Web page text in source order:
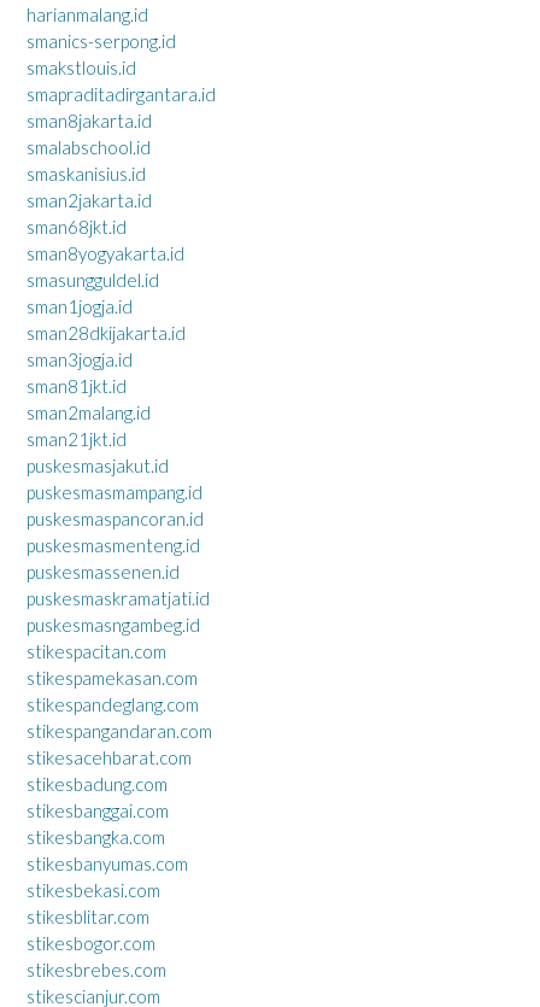
harianmalang.id
smanics-serpong.id
smakstlouis.id
smapraditadirgantara.id
sman8jakarta.id
smalabschool.id
smaskanisius.id
sman2jakarta.id
sman68jkt.id
sman8yogyakarta.id
smasungguldel.id
sman1jogja.id
sman28dkijakarta.id
sman3jogja.id
sman81jkt.id
sman2malang.id
sman21jkt.id
puskesmasjakut.id
puskesmasmampang.id
puskesmaspancoran.id
puskesmasmenteng.id
puskesmassenen.id
puskesmaskramatjati.id
puskesmasngambeg.id
stikespacitan.com
stikespamekasan.com
stikespandeglang.com
stikespangandaran.com
stikesacehbarat.com
stikesbadung.com
stikesbanggai.com
stikesbangka.com
stikesbanyumas.com
stikesbekasi.com
stikesblitar.com
stikesbogor.com
stikesbrebes.com
stikescianjur.com